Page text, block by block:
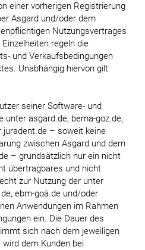
einer vorherigen Registrierung
Asgard und/oder dem
Nutzungsvertrages
regeln die
und Verkaufsbedingungen
Unabhängig hiervon gilt
seiner Software- und
unter asgard.de, bema-goz.de,
juradent.de – soweit keine
zwischen Asgard und dem
– grundsätzlich nur ein nicht
übertragbares und nicht
zur Nutzung der unter
ebm-goä.de und/oder
Anwendungen im Rahmen
ein. Die Dauer des
sich nach dem jeweiligen
dem Kunden bei